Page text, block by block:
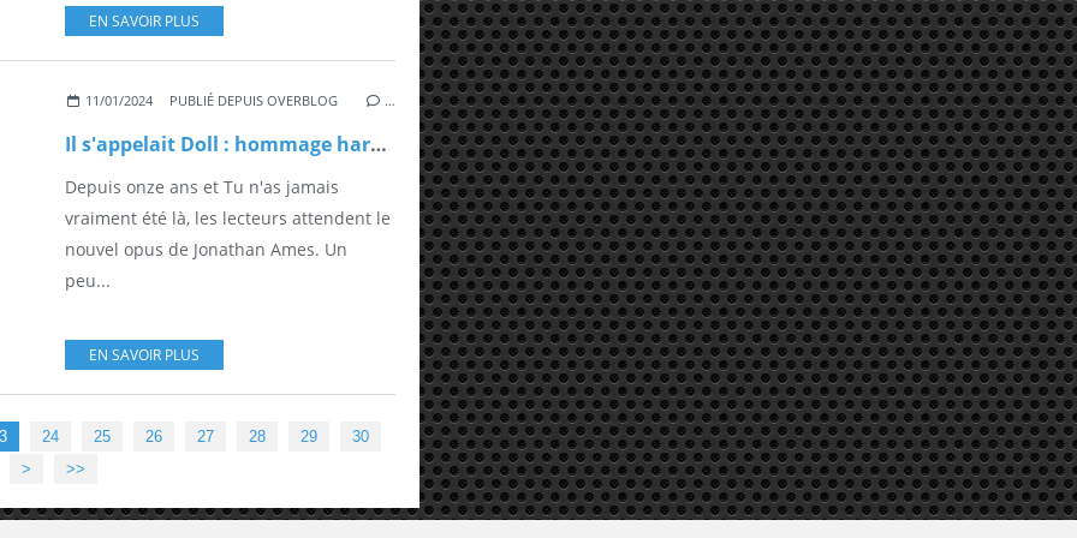
EN SAVOIR PLUS
11/01/2024 PUBLIÉ DEPUIS OVERBLOG …
Il s'appelait Doll : hommage hardboiled sous amphets
Depuis onze ans et Tu n'as jamais
vraiment été là, les lecteurs attendent le
nouvel opus de Jonathan Ames. Un
peu...
EN SAVOIR PLUS
24 25 26 27 28 29 30
>
>>